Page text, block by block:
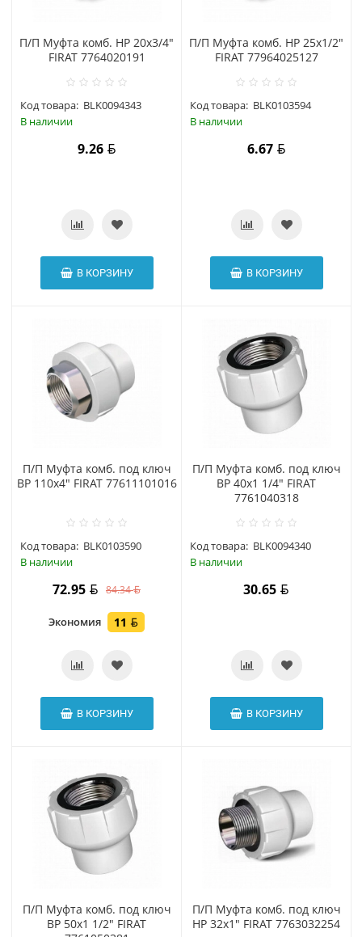
П/П Муфта комб. НР 20х3/4"
FIRAT 7764020191
Код товара: BLK0094343
В наличии
9.26
В КОРЗИНУ
П/П Муфта комб. НР 25х1/2"
FIRAT 77964025127
Код товара: BLK0103594
В наличии
6.67
В КОРЗИНУ
П/П Муфта комб. под ключ
ВР 110х4" FIRAT 77611101016
Код товара: BLK0103590
В наличии
72.95 84.34
Экономия 11
В КОРЗИНУ
П/П Муфта комб. под ключ
ВР 40х1 1/4" FIRAT
7761040318
Код товара: BLK0094340
В наличии
30.65
В КОРЗИНУ
П/П Муфта комб. под ключ
ВР 50х1 1/2" FIRAT
П/П Муфта комб. под ключ
НР 32х1" FIRAT 7763032254